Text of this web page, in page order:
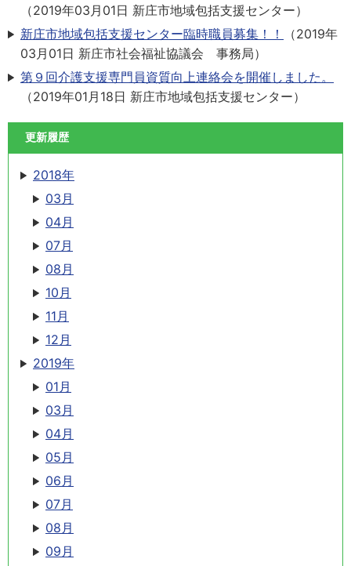
更新履歴
2018年
03月
04月
07月
08月
10月
11月
12月
2019年
01月
03月
04月
05月
06月
07月
08月
09月
（2019年03月01日 新庄市地域包括支援センター）
新庄市地域包括支援センター臨時職員募集！！
（2019年
03月01日 新庄市社会福祉協議会 事務局）
第９回介護支援専門員資質向上連絡会を開催しました。
（2019年01月18日 新庄市地域包括支援センター）